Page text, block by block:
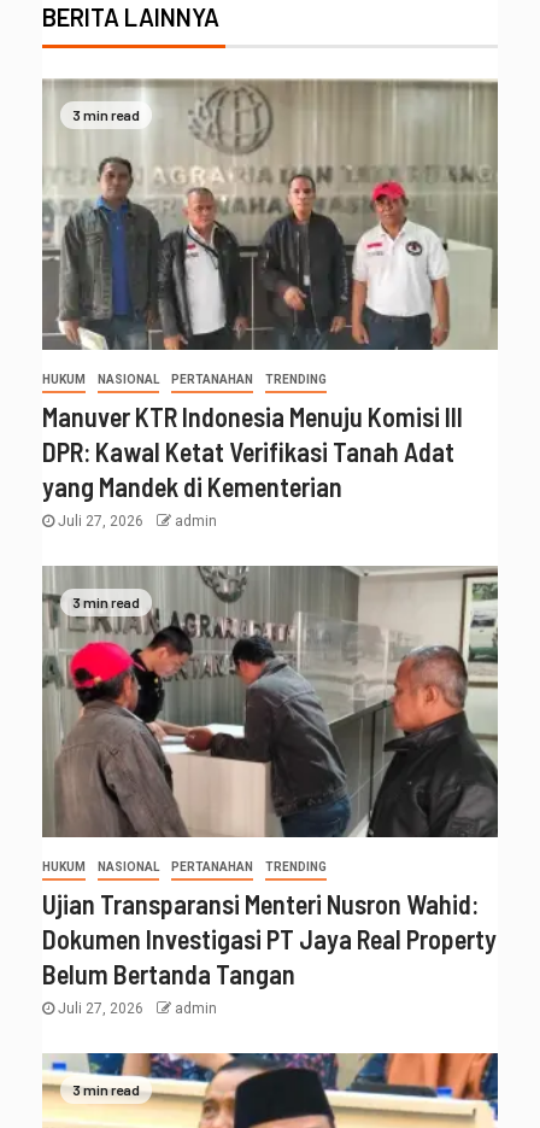
BERITA LAINNYA
3 min read
HUKUM NASIONAL PERTANAHAN TRENDING
Manuver KTR Indonesia Menuju Komisi III
DPR: Kawal Ketat Verifikasi Tanah Adat
yang Mandek di Kementerian
Juli 27, 2026 admin
3 min read
HUKUM NASIONAL PERTANAHAN TRENDING
Ujian Transparansi Menteri Nusron Wahid:
Dokumen Investigasi PT Jaya Real Property
Belum Bertanda Tangan
Juli 27, 2026 admin
3 min read